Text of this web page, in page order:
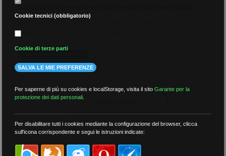
Valutazioni intermedie e finali: nessun vuoto normativo
Le disposizioni sul voto di condotta e di consiglio, ivi compresa
quella che attribuisce la prevalenza del voto del presidente ...
Cookie tecnici (obbligatorio)
Cookie di terze parti
SALVA LE MIE PREFERENZE
Per saperne di più su cookies e localStorage, visita il sitoGarante per la
protezione dei dati personali
Per disabilitare tutti i cookies mediante la configurazione del browser, clicca
sull'icona corrispondente e segui le istruzioni indicate: